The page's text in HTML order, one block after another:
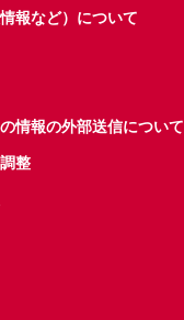
報など）について
情報の外部送信について
整